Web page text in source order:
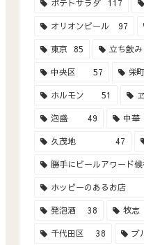
ポテトサラダ 117
オリオンビール 97
東京 85 立ち飲み
中央区 57 栄
ホルモン 51
泡盛 49 中華
久茂地 47
勝手にビールアワード
ホッピーのあるお店
発泡酒 38 牧志
千代田区 38 ブ